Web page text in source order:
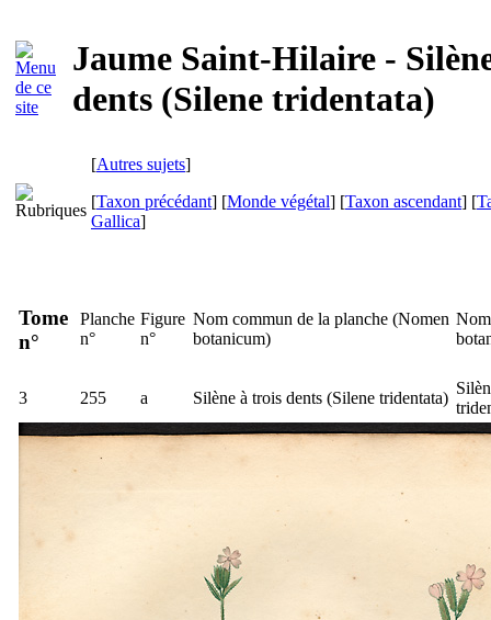
Jaume Saint-Hilaire -
dents (Silene tridentata)
[Autres sujets]
[Taxon précédant] [Monde végétal] [Taxon ascendant] [
Gallica]
Tome
n°
Planche
n°
Figure
n°
Nom commun de la planche (Nomen
botanicum)
3 255 a Silène à trois dents (Silene tridentata)